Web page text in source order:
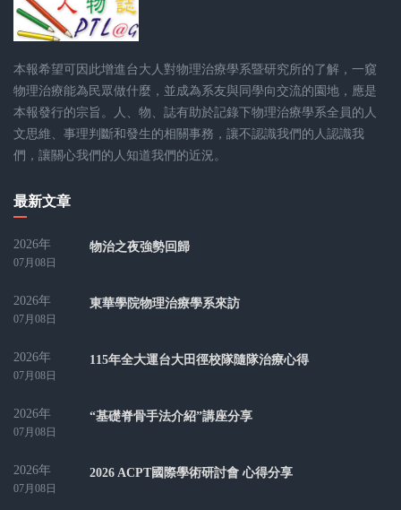
本報希望可因此增進台大人對物理治療學系暨研究所的了解，一窺
物理治療能為民眾做什麼，並成為系友與同學向交流的園地，應是
本報發行的宗旨。人、物、誌有助於記錄下物理治療學系全員的人
文思維、事理判斷和發生的相關事務，讓不認識我們的人認識我
們，讓關心我們的人知道我們的近況。
最新文章
2026年
07月08日
物治之夜強勢回歸
2026年
07月08日
東華學院物理治療學系來訪
2026年
07月08日
115年全大運台大田徑校隊隨隊治療心得
2026年
07月08日
“基礎脊骨手法介紹”講座分享
2026年
07月08日
2026 ACPT國際學術研討會 心得分享